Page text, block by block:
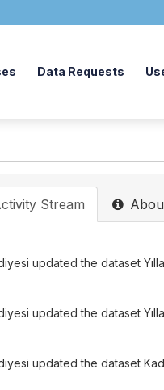
Data Requests
Stream
updated the dataset
updated the dataset
updated the dataset